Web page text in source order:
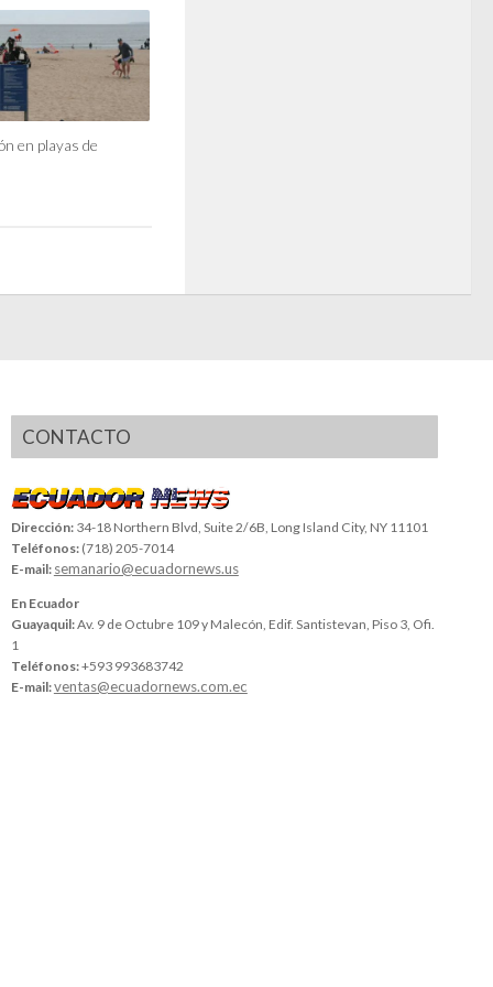
en playas de
CONTACTO
Dirección: 34-18 Northern Blvd, Suite 2/6B, Long Island City, NY 11101
Teléfonos: (718) 205-7014
E-mail: semanario@ecuadornews.us
En Ecuador
Guayaquil:Av. 9 de Octubre 109 y Malecón, Edif. Santistevan, Piso 3, Ofi.
1
Teléfonos:+593 993683742
E-mail:ventas@ecuadornews.com.ec